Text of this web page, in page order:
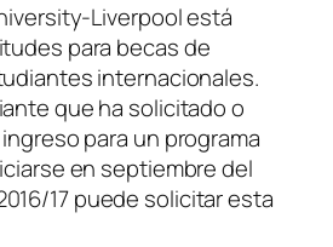
Liverpool está
para becas de
internacionales.
que ha solicitado o
para un programa
en septiembre del
17 puede solicitar esta